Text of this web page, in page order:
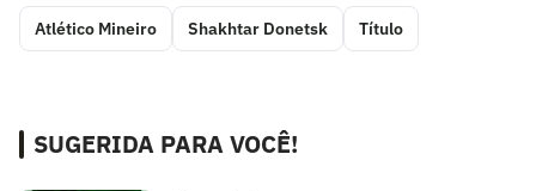
Atlético Mineiro Shakhtar Donetsk Título
SUGERIDA PARA VOCÊ!